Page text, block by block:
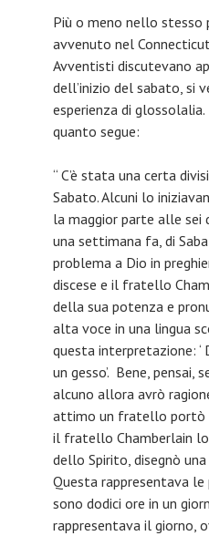
Più o meno nello stesso
avvenuto nel
Avventisti discutevano
dell’inizio del sabato, si
esperienza di
quanto segue:
“ C’è stata una certa
Sabato. Alcuni lo
la maggior parte alle sei
una settimana fa, di
problema a Dio in
discese e il fratello
della sua potenza e
alta voce in una lingua
questa interpretazione: ‘
un gesso’. Bene, pensai,
alcuno allora avrò
attimo un fratello portò
il fratello Chamberlain
dello Spirito, disegnò
Questa rappresentava le
sono dodici ore in un
rappresentava il giorno,